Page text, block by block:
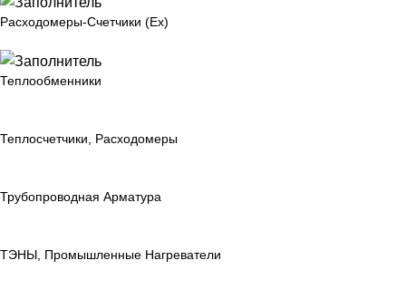
Расходомеры-Счетчики (Ex)
Теплообменники
Теплосчетчики, Расходомеры
Трубопроводная Арматура
ТЭНЫ, Промышленные Нагреватели